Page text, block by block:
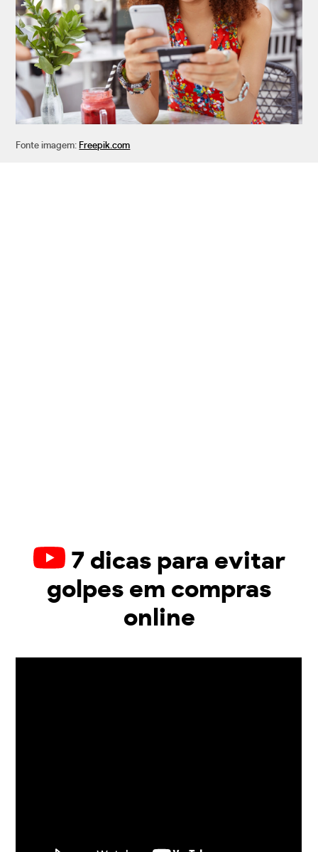
Fonte imagem: Freepik.com
7 dicas para evitar
golpes em compras
online